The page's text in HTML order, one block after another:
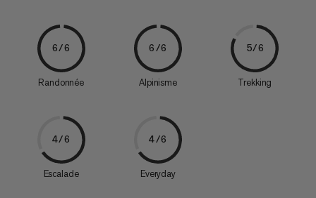
6/6
Randonnée
6/6
Alpinisme
5/6
Trekking
4/6
Escalade
4/6
Everyday